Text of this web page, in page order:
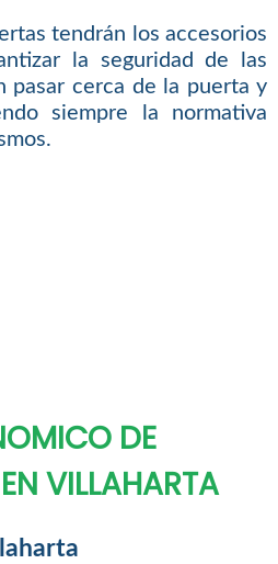
tendrán los accesorios
la seguridad de las
pasar cerca de la puerta y
siempre la normativa
DE
VILLAHARTA